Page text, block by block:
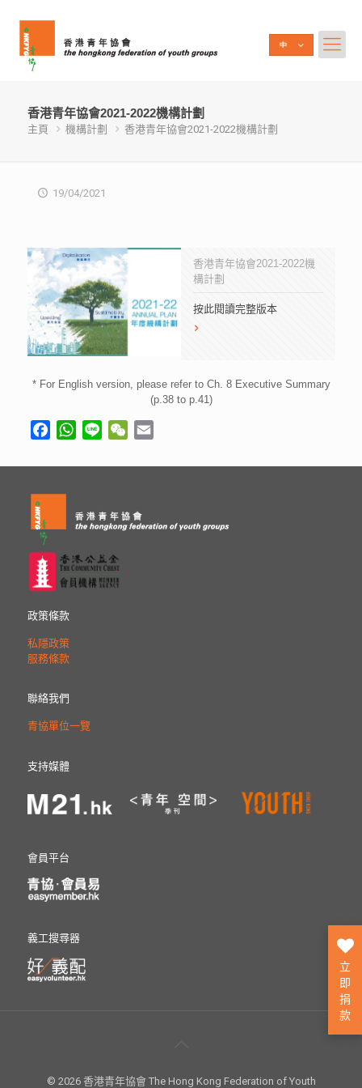
香港青年協會2021-2022機構計劃
主頁 機構計劃 香港青年協會2021-2022機構計劃
19/04/2021
香港青年協會2021-2022機
構計劃
按此閱讀完整版本
* For English version, please refer to Ch. 8 Executive Summary
(p.38 to p.41)
FacebookWhatsApp
Line WeChat
政策條款
私隱政策
服務條款
聯絡我們
青協單位一覽
支持媒體
會員平台
義工搜尋器
© 2026 香港青年協會 The Hong Kong Federation of Youth
立
即
捐
款